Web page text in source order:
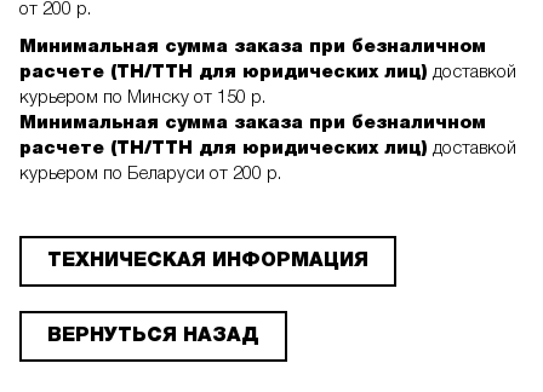
от 200 р.
Минимальная сумма заказа при безналичном
расчете (ТН/ТТН для юридических лиц) доставкой
курьером по Минску от 150 р.
Минимальная сумма заказа при безналичном
расчете (ТН/ТТН для юридических лиц) доставкой
курьером по Беларуси от 200 р.
ТЕХНИЧЕСКАЯ ИНФОРМАЦИЯ
ВЕРНУТЬСЯ НАЗАД